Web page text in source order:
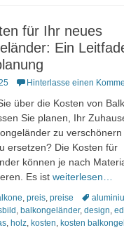
für Ihr neues
Ein
Hinterlasse einen
über die Kosten von
Sie planen, Ihr
zu
ersetzen? Die Kosten für
können je nach
Es ist weiterlesen…
, preis, preise
, balkongeländer, design,
, holz, kosten, kosten